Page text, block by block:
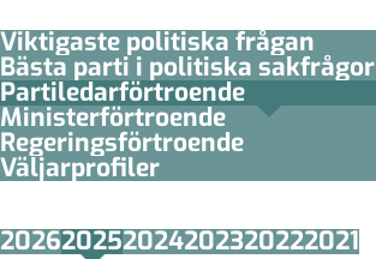
Viktigaste politiska frågan
Bästa parti i politiska sakfrågor
Partiledar­förtroende
Minister­­förtroende
Regerings­förtroende
Väljarprofiler
202620252024202320222021